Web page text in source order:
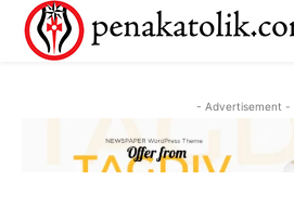
- Advertisement -